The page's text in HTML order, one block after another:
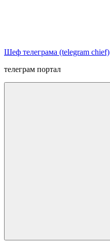
Шеф телеграма (telegram chief)
телеграм портал